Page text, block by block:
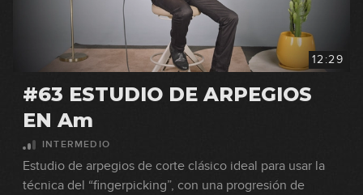
12:29
#63 ESTUDIO DE ARPEGIOS
EN Am
INTERMEDIO
Estudio de arpegios de corte clásico ideal para usar la
técnica del “fingerpicking”, con una progresión de